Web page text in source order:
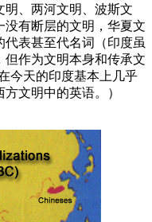
、两河文明、波斯文
有断层的文明，华夏文
表甚至代名词（印度虽
作为文明本身和传承文
今天的印度基本上几乎
文明中的英语。）